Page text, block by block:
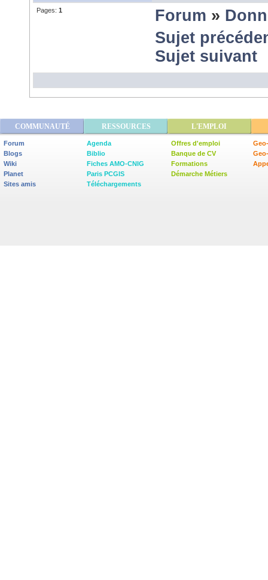
Pages: 1 Forum »
Sujet
Sujet suivant
COMMUNAUTÉ RESSOURCES L'EMPLOI
Forum
Blogs
Wiki
Planet
Sites amis
Agenda
Biblio
Fiches AMO-CNIG
Paris PCGIS
Téléchargements
Offres d'emploi
Banque de CV
Formations
Démarche Métiers